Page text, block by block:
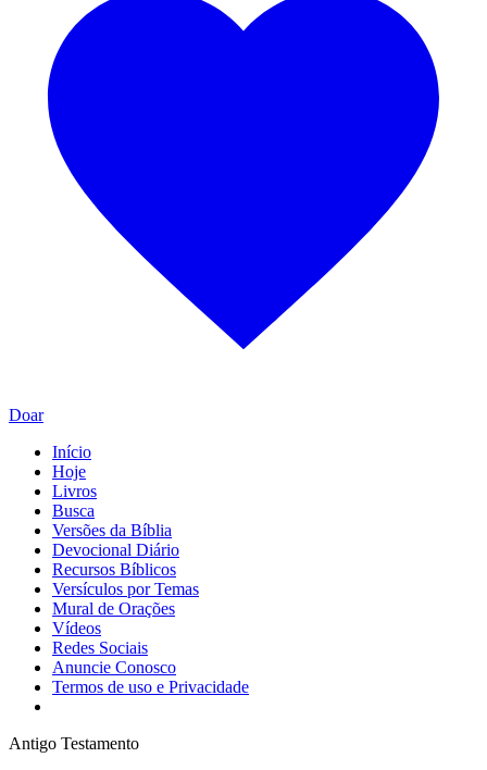
Doar
Início
Hoje
Livros
Busca
Versões da Bíblia
Devocional Diário
Recursos Bíblicos
Versículos por Temas
Mural de Orações
Vídeos
Redes Sociais
Anuncie Conosco
Termos de uso e Privacidade
Antigo Testamento